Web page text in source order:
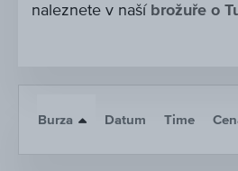
naleznete v naší brožuře o
Burza Datum Time